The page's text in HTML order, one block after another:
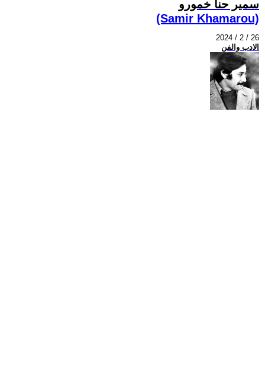
سمير حنا خمورو
(Samir Khamarou)
2024 / 2 / 26
الادب والفن